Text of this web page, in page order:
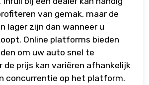
van gemak, maar de
lager zijn dan wanneer u
Online platforms bieden
om uw auto snel te
de prijs kan variëren afhankelijk
concurrentie op het platform.